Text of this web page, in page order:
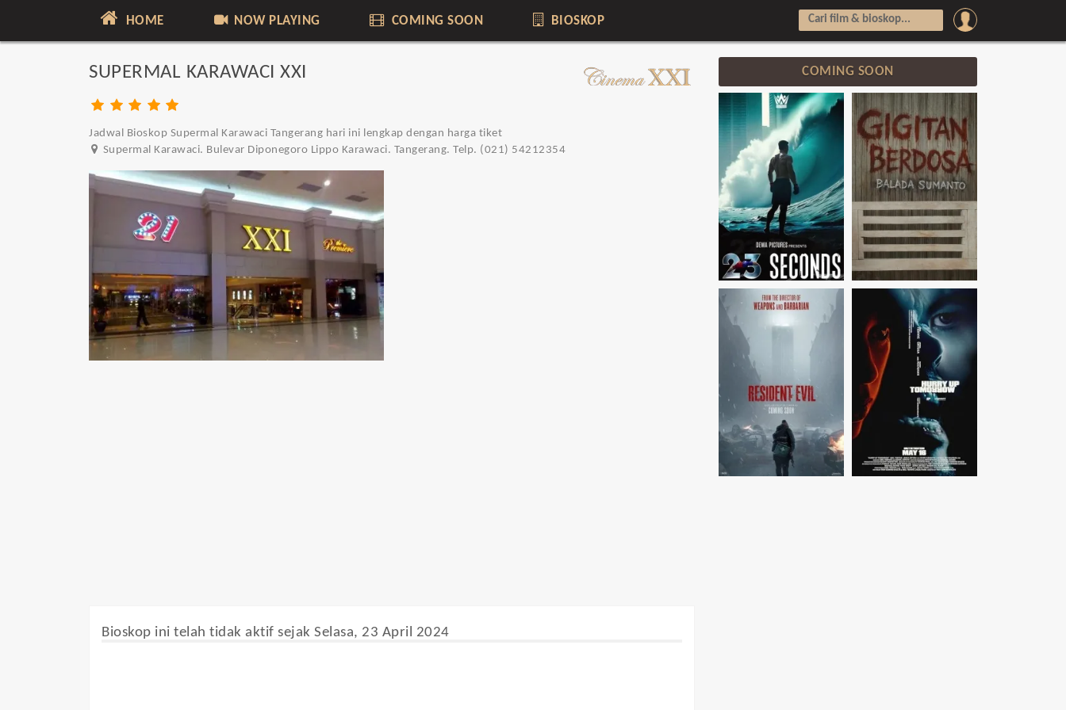
HOME NOW PLAYING COMING SOON BIOSKOP
SUPERMAL KARAWACI XXI
Jadwal Bioskop Supermal Karawaci Tangerang hari ini lengkap dengan harga tiket
Supermal Karawaci. Bulevar Diponegoro Lippo Karawaci. Tangerang. Telp. (021) 54212354
Bioskop ini telah tidak aktif sejak Selasa, 23 April 2024
COMING SOON